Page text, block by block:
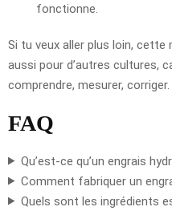
fonctionne.
Si tu veux aller plus loin, cette
aussi pour d’autres cultures,
comprendre, mesurer, corriger.
FAQ
Qu’est-ce qu’un engrais
Comment fabriquer un
Quels sont les ingrédients